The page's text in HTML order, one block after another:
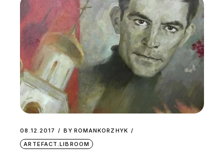
08.12.2017 BY ROMANKORZHYK
ARTEFACT.LIBROOM